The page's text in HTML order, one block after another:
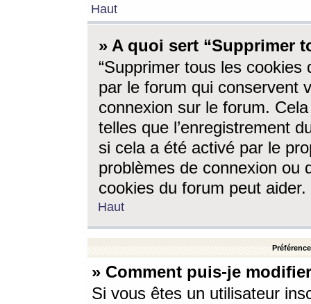
Haut
» A quoi sert “Supprimer
“Supprimer tous les cookies
par le forum qui conservent
connexion sur le forum.
telles que l’enregistrement
si cela a été activé par le
problèmes de connexion ou
cookies du forum peut aider.
Haut
» Comment puis-je
Si vous êtes un utilisateur